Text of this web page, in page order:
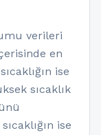
verileri
en
ise
sıcaklık
ise